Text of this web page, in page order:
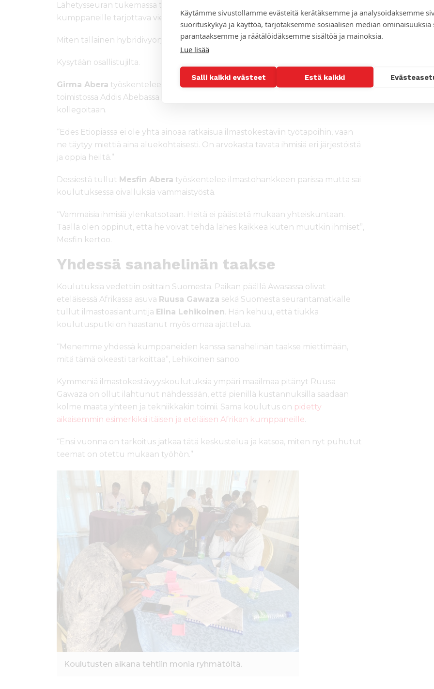
Käytämme sivustollamme evästeitä kerätäksemme ja analysoidaksemme
suorituskykyä ja käyttöä, tarjotaksemme sosiaalisen median ominaisuuksia
parantaaksemme ja räätälöidäksemme sisältöä ja mainoksia.
Lue lisää
Salli kaikki evästeet Estä kaikki
Lähetysseuran tukemassa työssä. Mukaan mahdutettiin myös kaikille
kumppaneille tarjottava viestintäkoulutus.
Miten tällainen hybridivyörytys voi toimia?
Kysytään osallistujilta.
Girma Abera työskentelee Mekane Yesus -kirkon kehitystyön järjestön
toimistossa Addis Abebassa. Hän arvosti erityisesti sitä, että pääsi tapaamaan
kollegoitaan.
“Edes Etiopiassa ei ole yhtä ainoaa ratkaisua ilmastokestäviin työtapoihin, vaan
ne täytyy miettiä aina aluekohtaisesti. On arvokasta tavata ihmisiä eri järjestöistä
ja oppia heiltä.”
Dessiestä tullut Mesfin Abera työskentelee ilmastohankkeen parissa mutta sai
koulutuksessa oivalluksia vammaistyöstä.
“Vammaisia ihmisiä ylenkatsotaan. Heitä ei päästetä mukaan yhteiskuntaan.
Täällä olen oppinut, että he voivat tehdä lähes kaikkea kuten muutkin ihmiset”,
Mesfin kertoo.
Yhdessä sanahelinän taakse
Koulutuksia vedettiin osittain Suomesta. Paikan päällä Awasassa olivat
eteläisessä Afrikassa asuva Ruusa Gawaza sekä Suomesta seurantamatkalle
tullut ilmastoasiantuntija Elina Lehikoinen. Hän kehuu, että tiukka
koulutusputki on haastanut myös omaa ajattelua.
“Menemme yhdessä kumppaneiden kanssa sanahelinän taakse miettimään,
mitä tämä oikeasti tarkoittaa”, Lehikoinen sanoo.
Kymmeniä ilmastokestävyyskoulutuksia ympäri maailmaa pitänyt Ruusa
Gawaza on ollut ilahtunut nähdessään, että pienillä kustannuksilla saadaan
kolme maata yhteen ja tekniikkakin toimii. Sama koulutus on pidetty
aikaisemmin esimerkiksi itäisen ja eteläisen Afrikan kumppaneille.
“Ensi vuonna on tarkoitus jatkaa tätä keskustelua ja katsoa, miten nyt puhutut
teemat on otettu mukaan työhön.”
Koulutusten aikana tehtiin monia ryhmätöitä.